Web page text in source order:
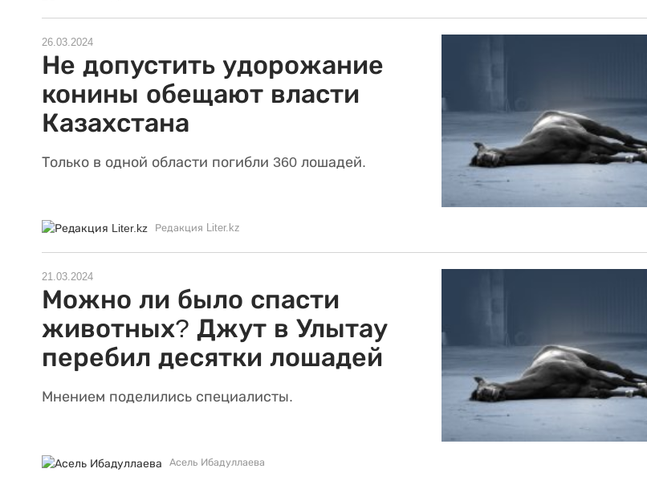
26.03.2024
Не допустить удорожание
конины обещают власти
Казахстана
Только в одной области погибли 360 лошадей.
Редакция Liter.kz
21.03.2024
Можно ли было спасти
животных? Джут в Улытау
перебил десятки лошадей
Мнением поделились специалисты.
Асель Ибадуллаева